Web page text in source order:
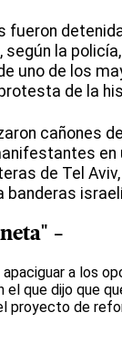
fueron
la
uno de los
de la
cañones
en
de Tel
banderas
-
a los
el que dijo que
proyecto de